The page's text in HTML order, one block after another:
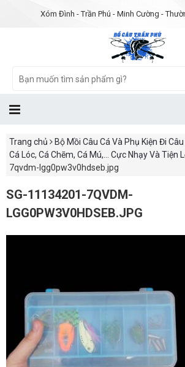
Xóm Đình - Trần Phú - Minh Cường -
Trang chủ
Bộ Mồi Câu Cá Và Phụ Kiện Đi
Cá Lóc, Cá Chẽm, Cá Mú,... Cực Nhạy Và Tiện
7qvdm-lgg0pw3v0hdseb.jpg
SG-11134201-7QVDM-
LGG0PW3V0HDSEB.JPG